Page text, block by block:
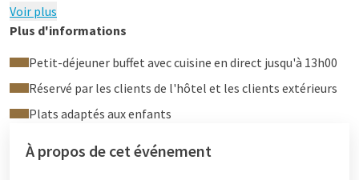
Enfants de 4 à 12 ans : 13 €
Adultes et enfants de plus de 12 ans : 32,50 €
Voir plus
Plus d'informations
Petit-déjeuner buffet avec cuisine en direct jusqu'à 13h00
Réservé par les clients de l'hôtel et les clients extérieurs
Plats adaptés aux enfants
À propos de cet événement